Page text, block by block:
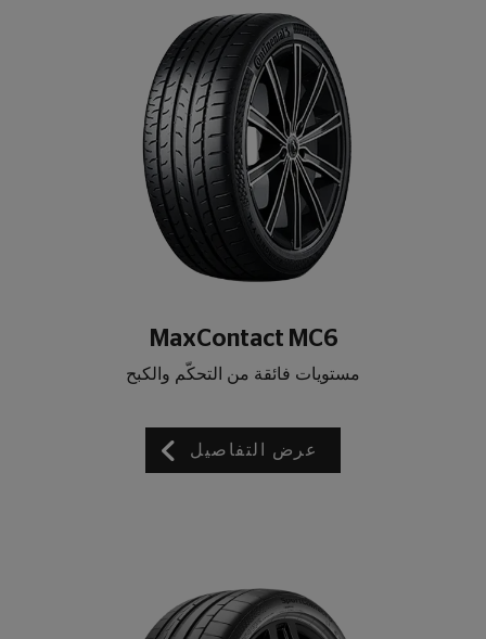
MaxContact MC6
مستويات فائقة من التحكّم والكبح
عرض التفاصيل